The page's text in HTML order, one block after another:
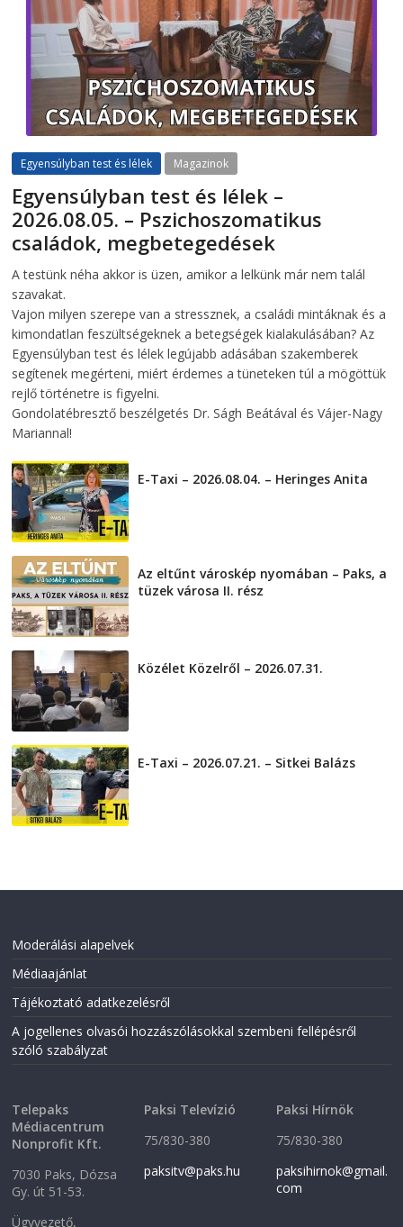
Egyensúlyban test és lélek Magazinok
Egyensúlyban test és lélek –
2026.08.05. – Pszichoszomatikus
családok, megbetegedések
A testünk néha akkor is üzen, amikor a lelkünk már nem talál
szavakat.
Vajon milyen szerepe van a stressznek, a családi mintáknak és a
kimondatlan feszültségeknek a betegségek kialakulásában? Az
Egyensúlyban test és lélek legújabb adásában szakemberek
segítenek megérteni, miért érdemes a tüneteken túl a mögöttük
rejlő történetre is figyelni.
Gondolatébresztő beszélgetés Dr. Ságh Beátával és Vájer-Nagy
Mariannal!
E-Taxi – 2026.08.04. – Heringes Anita
Az eltűnt városkép nyomában – Paks, a
tüzek városa II. rész
Közélet Közelről – 2026.07.31.
E-Taxi – 2026.07.21. – Sitkei Balázs
Moderálási alapelvek
Médiaajánlat
Tájékoztató adatkezelésről
A jogellenes olvasói hozzászólásokkal szembeni fellépésről
szóló szabályzat
Telepaks
Médiacentrum
Nonprofit Kft.
7030 Paks, Dózsa
Gy. út 51-53.
Ügyvezető,
Paksi Televízió
75/830-380
paksitv@paks.hu
Paksi Hírnök
75/830-380
paksihirnok@gmail.
com